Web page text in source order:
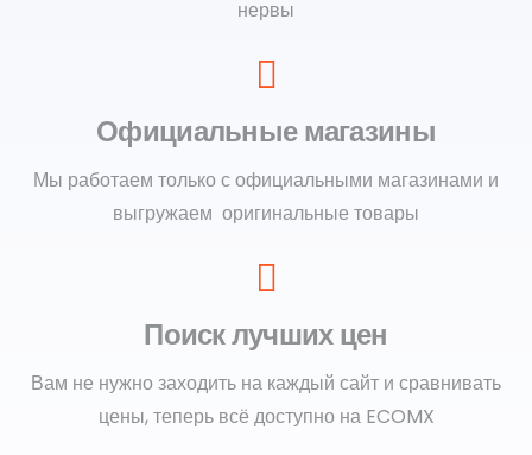
нервы
Официальные магазины
Мы работаем только с официальными магазинами и
выгружаем оригинальные товары
Поиск лучших цен
Вам не нужно заходить на каждый сайт и сравнивать
цены, теперь всё доступно на ECOMX